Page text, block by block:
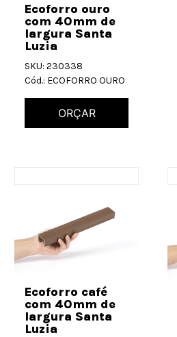
Ecoforro ouro
com 40mm de
largura Santa
Luzia
SKU: 230338
Cód.: ECOFORRO OURO
ORÇAR
Ecoforro café
com 40mm de
largura Santa
Luzia